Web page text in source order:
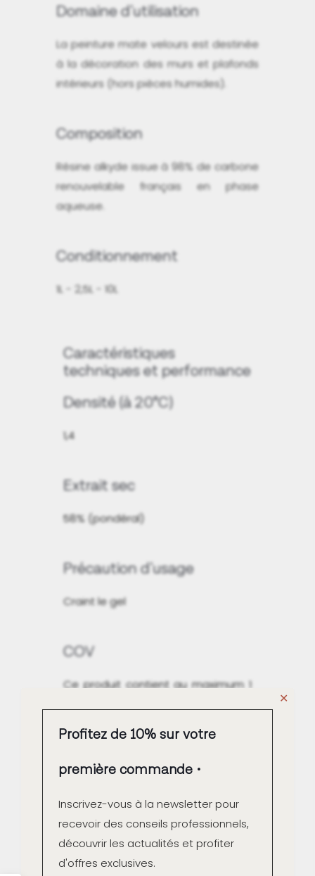
Domaine d'utilisation
La peinture mate velours est destinée
à la décoration des murs et plafonds
intérieurs (hors pièces humides).
Composition
Résine alkyde issue à 98% de carbone
renouvelable français en phase
aqueuse.
Conditionnement
1L - 2,5L - 10L
Caractéristiques
techniques et performance
Densité (à 20°C)
1,4
Extrait sec
58% (pondéral)
Précaution d'usage
Craint le gel
COV
Ce produit contient au maximum 1
Fabrication française
✕
Profitez de 10% sur votre
première commande
Inscrivez-vous à la newsletter pour
recevoir des conseils professionnels,
découvrir les actualités et profiter
d'offres exclusives.